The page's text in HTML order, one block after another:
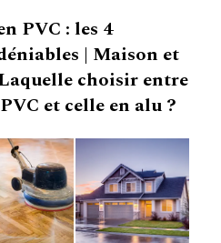
PVC : les 4
| Maison et
choisir entre
et celle en alu ?